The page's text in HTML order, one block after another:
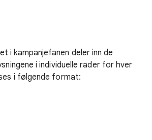
i kampanjefanen deler inn de
i individuelle rader for hver
i følgende format: